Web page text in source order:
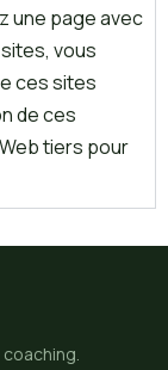
une page avec
vous
ces sites
de ces
tiers pour